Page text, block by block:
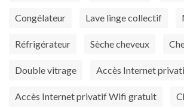
Congélateur Lave linge collectif
Réfrigérateur Sèche cheveux
Double vitrage Accès Internet
Accès Internet privatif Wifi gratuit